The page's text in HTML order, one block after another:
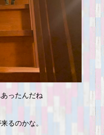
ったんだね
るのかな。